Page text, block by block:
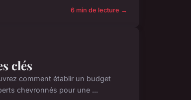
6 min de lecture →
clés
comment établir un budget
chevronnés pour une ...